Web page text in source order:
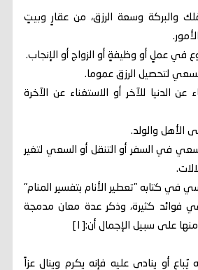
والبركة وسعة الرزق، من عقارٍ وبيتٍ
في عملٍ أو وظيفةٍ أو الزواج أو الإنجاب.
لتحصيل الرزق عموما.
عن الدنيا للآخر أو الاستغناء عن الآخرة
الأهل والولد.
في السفر أو التنقل أو السعي لتغير
في كتابه "تعطير الأنام بتفسير المنام"
فوائد كثيرة، وذكر عدة معان مدمجة
منها على سبيل الإجمال أن:[١]
أو ينادى عليه فإنه يكرم وينال عزاً